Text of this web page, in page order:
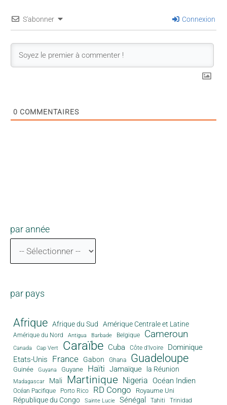
S'abonner Connexion
0 COMMENTAIRES
par année
par pays
Afrique Afrique du Sud Amérique Centrale et Latine
Amérique du Nord Antigua Barbade Belgique Cameroun
Canada Cap Vert Caraïbe Cuba Côte d'Ivoire
Dominique
Etats-Unis
France Gabon Ghana Guadeloupe
Guinée Guyana Guyane Haïti Jamaïque la Réunion
Madagascar Mali Martinique Nigeria Océan Indien
Océan Pacifique Porto Rico RD Congo Royaume Uni
République du Congo Sainte Lucie Sénégal Tahiti Trinidad